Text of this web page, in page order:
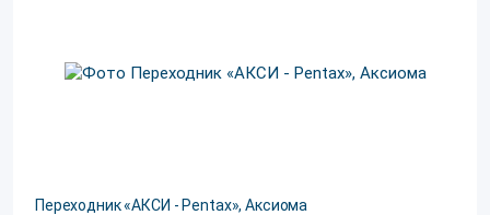
Переходник «АКСИ - Pentax», Аксиома